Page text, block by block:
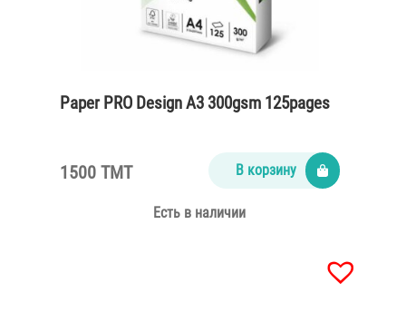
Paper PRO Design A3 300gsm 125pages
1500 TMT В корзину
Есть в наличии